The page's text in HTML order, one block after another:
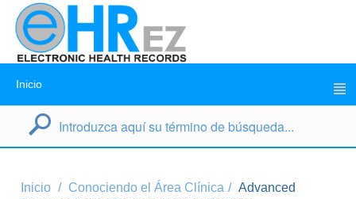
Inicio
Inicio Conociendo el Área Clínica
Advanced